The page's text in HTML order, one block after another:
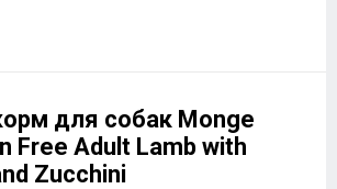
для собак Monge
Free Adult Lamb with
Zucchini